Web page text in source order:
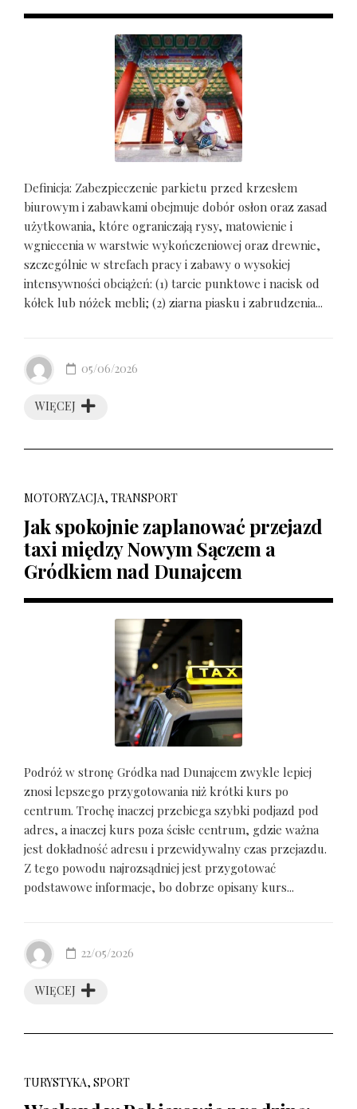
Definicja: Zabezpieczenie parkietu przed krzesłem
biurowym i zabawkami obejmuje dobór osłon oraz zasad
użytkowania, które ograniczają rysy, matowienie i
wgniecenia w warstwie wykończeniowej oraz drewnie,
szczególnie w strefach pracy i zabawy o wysokiej
intensywności obciążeń: (1) tarcie punktowe i nacisk od
kółek lub nóżek mebli; (2) ziarna piasku i zabrudzenia...
WIĘCEJ
05/06/2026
MOTORYZACJA, TRANSPORT
Jak spokojnie zaplanować przejazd
taxi między Nowym Sączem a
Gródkiem nad Dunajcem
Podróż w stronę Gródka nad Dunajcem zwykle lepiej
znosi lepszego przygotowania niż krótki kurs po
centrum. Trochę inaczej przebiega szybki podjazd pod
adres, a inaczej kurs poza ścisłe centrum, gdzie ważna
jest dokładność adresu i przewidywalny czas przejazdu.
Z tego powodu najrozsądniej jest przygotować
podstawowe informacje, bo dobrze opisany kurs...
WIĘCEJ
22/05/2026
TURYSTYKA, SPORT